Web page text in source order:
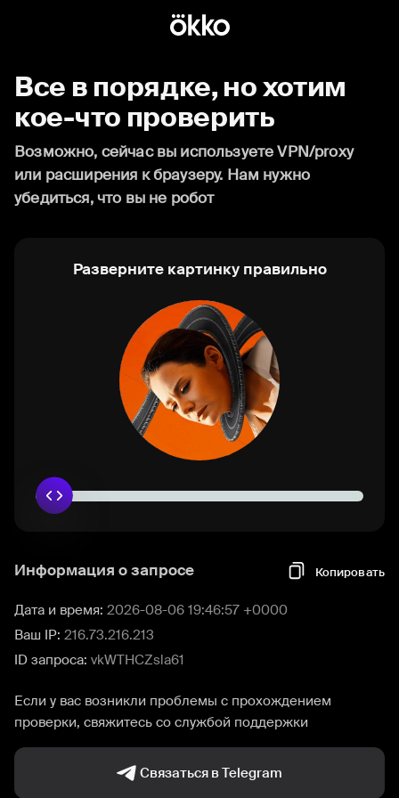
Все в порядке, но хотим
кое-что проверить
Возможно, сейчас вы используете VPN/proxy
или расширения к браузеру. Нам нужно
убедиться, что вы не робот
Разверните картинку правильно
Информация о запросе Копировать
Дата и время: 2026-08-06 19:46:57 +0000
Ваш IP: 216.73.216.213
ID запроса: vkWTHCZsla61
Если у вас возникли проблемы с прохождением
проверки, свяжитесь со службой поддержки
Связаться в Telegram